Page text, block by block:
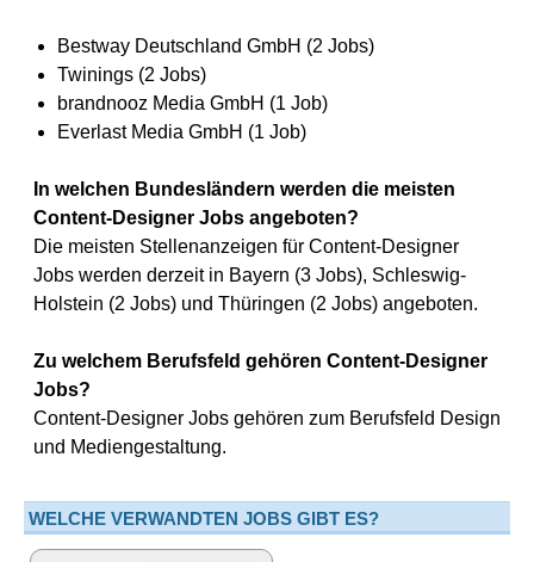
Bestway Deutschland GmbH (2 Jobs)
Twinings (2 Jobs)
brandnooz Media GmbH (1 Job)
Everlast Media GmbH (1 Job)
In welchen Bundesländern werden die meisten
Content-Designer Jobs angeboten?
Die meisten Stellenanzeigen für Content-Designer
Jobs werden derzeit in Bayern (3 Jobs), Schleswig-
Holstein (2 Jobs) und Thüringen (2 Jobs) angeboten.
Zu welchem Berufsfeld gehören Content-Designer
Jobs?
Content-Designer Jobs gehören zum Berufsfeld Design
und Mediengestaltung.
WELCHE VERWANDTEN JOBS GIBT ES?